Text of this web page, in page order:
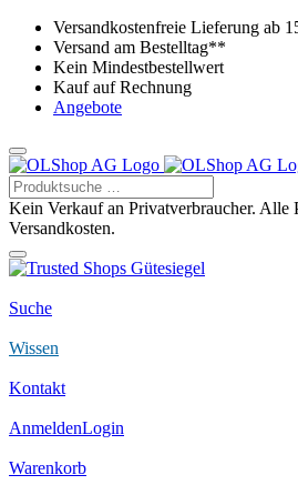
Versandkostenfreie Lieferung ab
Versand am Bestelltag**
Kein Mindestbestellwert
Kauf auf Rechnung
Angebote
Kein Verkauf an Privatverbraucher. Alle
Versandkosten.
Suche
Wissen
Kontakt
AnmeldenLogin
Warenkorb